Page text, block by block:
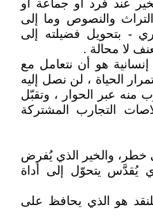
عند فرد أو جماعة أو
والنصوص وما إلى
- بتحويل فضيلته إلى
لا محالة .
هو أن نتعامل مع
الحياة ، لن نصل إليه
منه عبر الحوار ، وتقبّل
التجارب المشتركة
خطر، والخير الذي يُفرض
يُقدَّس يتحوّل إلى أداة
هو الذي يحافظ على